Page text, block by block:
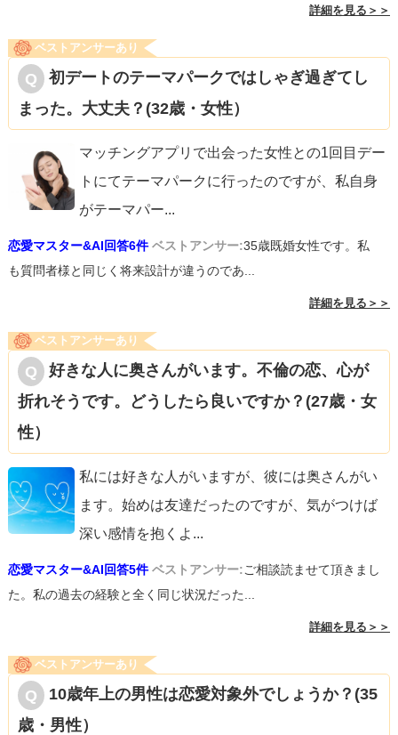
詳細を見る＞＞
ベストアンサーあり
初デートのテーマパークではしゃぎ過ぎてし
まった。大丈夫？(32歳・女性）
マッチングアプリで出会った女性との1回目デー
トにてテーマパークに行ったのですが、私自身
がテーマパー...
恋愛マスター&AI回答6件 ベストアンサー:35歳既婚女性です。私
も質問者様と同じく将来設計が違うのであ...
詳細を見る＞＞
ベストアンサーあり
好きな人に奥さんがいます。不倫の恋、心が
折れそうです。どうしたら良いですか？(27歳・女
性）
私には好きな人がいますが、彼には奥さんがい
ます。始めは友達だったのですが、気がつけば
深い感情を抱くよ ...
恋愛マスター&AI回答5件 ベストアンサー:ご相談読ませて頂きまし
た。私の過去の経験と全く同じ状況だった...
詳細を見る＞＞
ベストアンサーあり
10歳年上の男性は恋愛対象外でしょうか？(35
歳・男性）